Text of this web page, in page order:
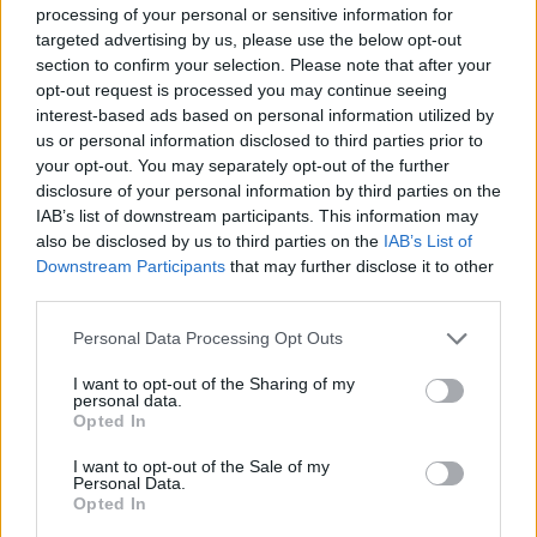
processing of your personal or sensitive information for
targeted advertising by us, please use the below opt-out
section to confirm your selection. Please note that after your
opt-out request is processed you may continue seeing
interest-based ads based on personal information utilized by
us or personal information disclosed to third parties prior to
your opt-out. You may separately opt-out of the further
disclosure of your personal information by third parties on the
IAB’s list of downstream participants. This information may
also be disclosed by us to third parties on the IAB’s List of
Downstream Participants that may further disclose it to other
Please note that this website/app uses one or more Google
not limited to your visit or usage behaviour. You may click to
grant or deny consent to Google and its third-party tags to
use your data for below specified purposes in below Google
consent section.
Personal Data Processing Opt Outs
I want to opt-out of the Sharing of my
personal data.
Opted In
I want to opt-out of the Sale of my
Personal Data.
Opted In
nagy csapatnál, vagy akár itthon a Ferencvárosnál,
vagy az Újpestnél. Nálunk van egy ésszerű határ,
ameddig elmehetünk- mondta el Fekete.
A 2000-es születésű támadó remek számokat
hozott tavasszal: 14 NB I-es bajnokin 8 gólt szerzett
és 4 gólpasszt adott a nyíregyházi kölcsönjáték
alatt.